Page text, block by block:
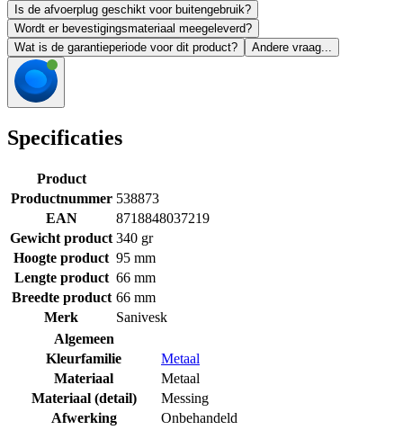
Is de afvoerplug geschikt voor buitengebruik?
Wordt er bevestigingsmateriaal meegeleverd?
Wat is de garantieperiode voor dit product?
Andere vraag...
Specificaties
Product
Productnummer 538873
EAN
8718848037219
Gewicht product 340 gr
Hoogte product 95 mm
Lengte product 66 mm
Breedte product 66 mm
Merk
Sanivesk
Algemeen
Kleurfamilie
Metaal
Materiaal
Metaal
Materiaal (detail)
Messing
Afwerking
Onbehandeld